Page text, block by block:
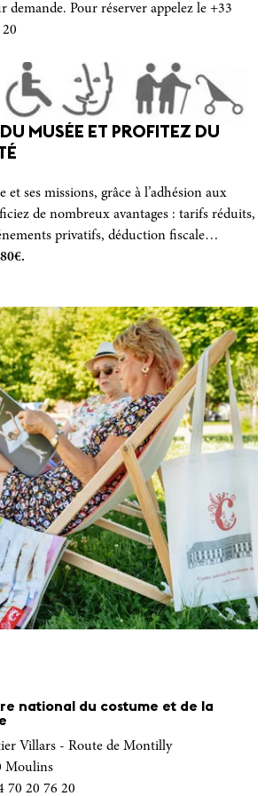
demande. Pour réserver appelez le +33
MUSÉE ET PROFITEZ DU
et ses missions, grâce à l’adhésion aux
de nombreux avantages : tarifs réduits,
privatifs, déduction fiscale…
national du costume et de la
Villars - Route de Montilly
Moulins
70 20 76 20